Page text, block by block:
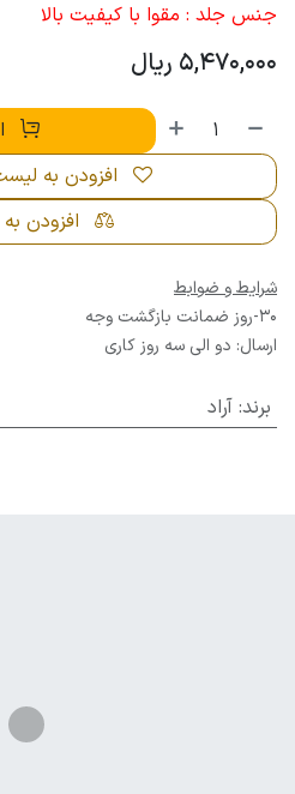
جنس جلد : مقوا با کیفیت بالا
5,470,000 ریال
افزودن
افزودن به
شرایط و ضوابط
30-روز ضمانت بازگشت وجه
ارسال: دو الی سه روز کاری
برند: آراد